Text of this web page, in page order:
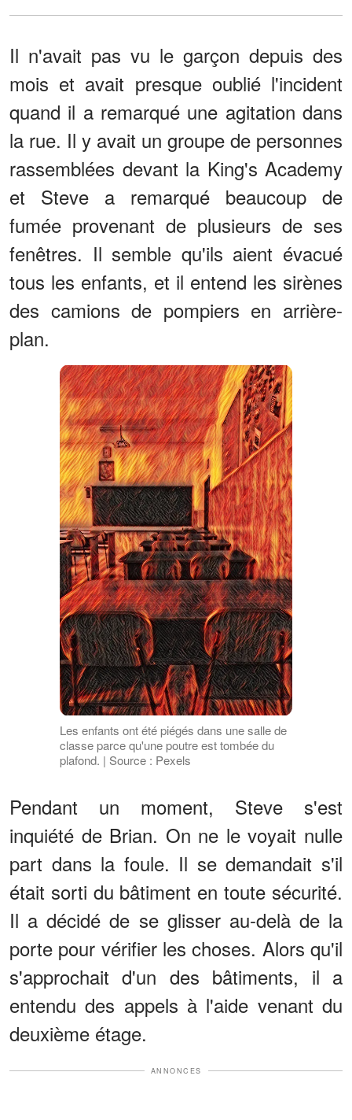
Il n'avait pas vu le garçon depuis des
mois et avait presque oublié l'incident
quand il a remarqué une agitation dans
la rue. Il y avait un groupe de personnes
rassemblées devant la King's Academy
et Steve a remarqué beaucoup de
fumée provenant de plusieurs de ses
fenêtres. Il semble qu'ils aient évacué
tous les enfants, et il entend les sirènes
des camions de pompiers en arrière-
plan.
Les enfants ont été piégés dans une salle de
classe parce qu'une poutre est tombée du
plafond. | Source : Pexels
Pendant un moment, Steve s'est
inquiété de Brian. On ne le voyait nulle
part dans la foule. Il se demandait s'il
était sorti du bâtiment en toute sécurité.
Il a décidé de se glisser au-delà de la
porte pour vérifier les choses. Alors qu'il
s'approchait d'un des bâtiments, il a
entendu des appels à l'aide venant du
deuxième étage.
ANNONCES